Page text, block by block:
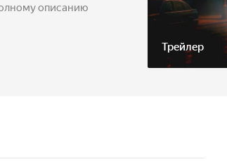
Трейлер
полицииописанию